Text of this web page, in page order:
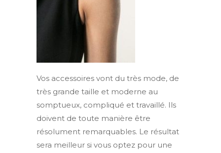
Vos accessoires vont du très mode, de
très grande taille et moderne au
somptueux, compliqué et travaillé. Ils
doivent de toute manière être
résolument remarquables. Le résultat
sera meilleur si vous optez pour une